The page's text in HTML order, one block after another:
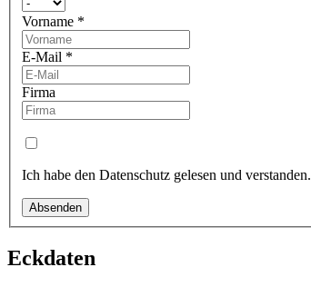
Vorname *
E-Mail *
Firma
Ich habe den Datenschutz gelesen und verstanden.
Absenden
Eckdaten